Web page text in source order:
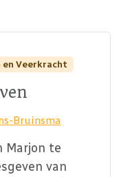
en Veerkracht
Bruinsma
Marjon te
van